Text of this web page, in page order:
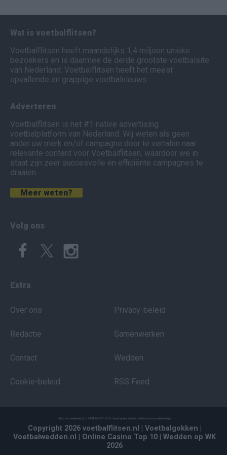
Wat is voetbalflitsen?
Voetbalflitsen heeft maandelijks 1,4 miljoen unieke
bezoekers en is daarmee de derde grootste voetbalsite
van Nederland. Voetbalflitsen heeft het meest
opvallende en grappige voetbalnieuws.
Adverteren
Voetbalflitsen is het #1 native advertising
voetbalplatform van Nederland. Wij weten als geen
ander uw merk en/of campagne door te vertalen naar
relevante content voor Voetbalflitsen, waardoor we in
staat zijn zeer succesvolle en efficiënte campagnes te
draaien.
Meer weten?
Volg ons
Extra
Over ons
Redactie
Contact
Cookie-beleid
Privacy-beleid
Samenwerken
Wedden
RSS Feed
Copyright 2026 voetbalflitsen.nl | Voetbalgokken
Voetbalwedden.nl
| Online Casino Top 10 | Wedden op WK
2026